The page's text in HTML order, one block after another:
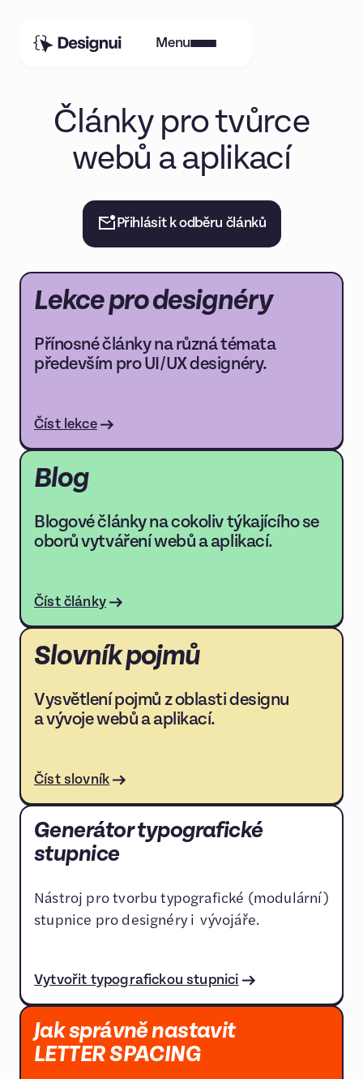
Menu
Články pro tvůrce
webů a aplikací
Přihlásit k odběru článků
Lekce pro designéry
Přínosné články na různá témata
především pro UI/UX designéry.
Číst lekce
Blog
Blogové články na cokoliv týkajícího se
oborů vytváření webů a aplikací.
Číst články
Slovník pojmů
Vysvětlení pojmů z oblasti designu
a vývoje webů a aplikací.
Číst slovník
Generátor typografické
stupnice
Nástroj pro tvorbu typografické (modulární)
stupnice pro designéry i vývojáře.
Vytvořit typografickou stupnici
Jak správně nastavit
LETTER SPACING